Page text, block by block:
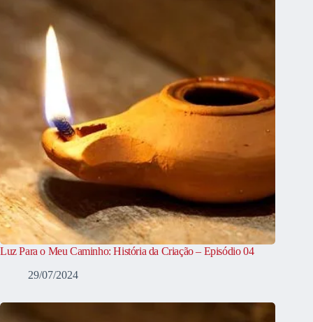
Luz Para o Meu Caminho: História da Criação – Episódio 04
29/07/2024